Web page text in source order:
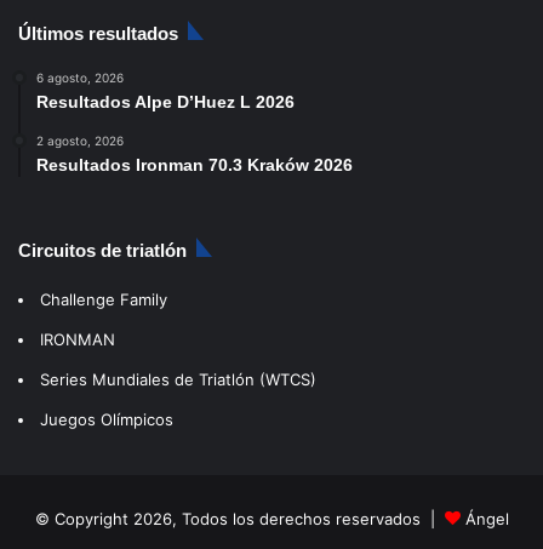
Últimos resultados
6 agosto, 2026
Resultados Alpe D’Huez L 2026
2 agosto, 2026
Resultados Ironman 70.3 Kraków 2026
Circuitos de triatlón
Challenge Family
IRONMAN
Series Mundiales de Triatlón (WTCS)
Juegos Olímpicos
© Copyright 2026, Todos los derechos reservados |
Ángel